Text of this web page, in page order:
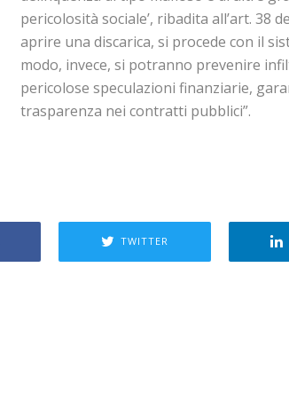
pericolosità sociale’, ribadita all’art. 38
aprire una discarica, si procede con il
modo, invece, si potranno prevenire
pericolose speculazioni finanziarie,
trasparenza nei contratti pubblici”.
TWITTER